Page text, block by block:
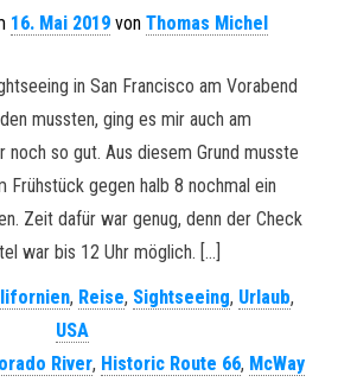
16. Mai 2019 von Thomas Michel
in San Francisco am Vorabend
mussten, ging es mir auch am
noch so gut. Aus diesem Grund musste
Frühstück gegen halb 8 nochmal ein
Zeit dafür war genug, denn der Check
war bis 12 Uhr möglich. […]
, Reise, Sightseeing, Urlaub,
USA
River, Historic Route 66, McWay